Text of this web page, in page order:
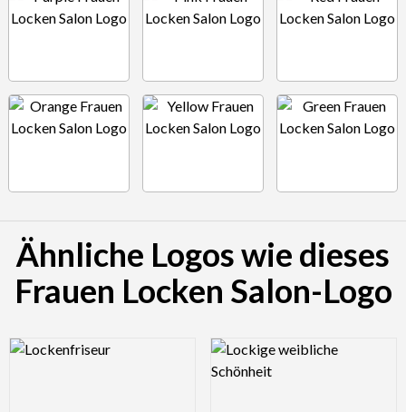
Ähnliche Logos wie dieses
Frauen Locken Salon-Logo
Logo Preview Image Logo Preview Image